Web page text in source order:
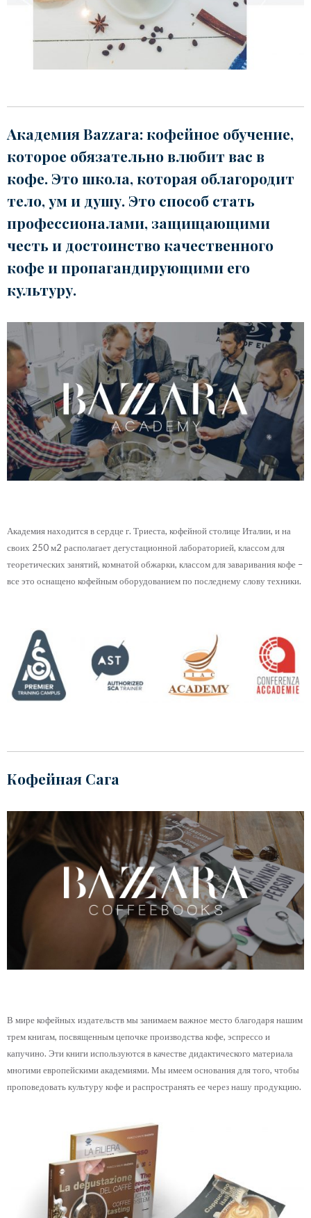
Академия Bazzara: кофейное обучение,
которое обязательно влюбит вас в
кофе. Это школа, которая облагородит
тело, ум и душу. Это способ стать
профессионалами, защищающими
честь и достоинство качественного
кофе и пропагандирующими его
культуру.
Академия находится в сердце г. Триеста, кофейной столице Италии, и на
своих 250 м2 располагает дегустационной лабораторией, классом для
теоретических занятий, комнатой обжарки, классом для заваривания кофе –
все это оснащено кофейным оборудованием по последнему слову техники.
Кофейная Сага
В мире кофейных издательств мы занимаем важное место благодаря нашим
трем книгам, посвященным цепочке производства кофе, эспрессо и
капучино. Эти книги используются в качестве дидактического материала
многими европейскими академиями. Мы имеем основания для того, чтобы
проповедовать культуру кофе и распространять ее через нашу продукцию.